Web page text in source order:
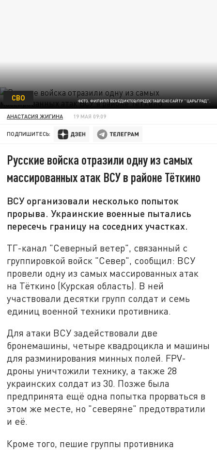
ФОТО: ФИЛИПП ВЕНЕДИКТОВ/ПРЕДОСТАВЛЕНО САЙТУ "ЦАРЬГРАД".
СВО
АНАСТАСИЯ ЖИГИНА 19 МАЯ 09:09
ПОДПИШИТЕСЬ:
Русские войска отразили одну из самых
массированных атак ВСУ в районе Тёткино
ВСУ организовали несколько попыток
прорыва. Украинские военные пытались
пересечь границу на соседних участках.
ТГ-канал "Северный ветер", связанный с
группировкой войск "Север", сообщил: ВСУ
провели одну из самых массированных атак
на Тёткино (Курская область). В ней
участвовали десятки групп солдат и семь
единиц военной техники противника.
Для атаки ВСУ задействовали две
бронемашины, четыре квадроцикла и машины
для разминирования минных полей. FPV-
дроны уничтожили технику, а также 28
украинских солдат из 30. Позже была
предпринята ещё одна попытка прорваться в
этом же месте, но "северяне" предотвратили
и её.
Кроме того, пешие группы противника